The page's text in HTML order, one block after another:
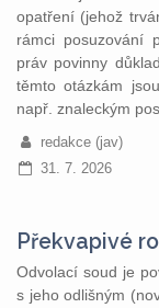
opatření (jehož
rámci posuzování
práv povinny
těmto otázkám
např. znaleckým
redakce (jav)
31. 7. 2026
Překvapivé
Odvolací soud je
s jeho odlišným